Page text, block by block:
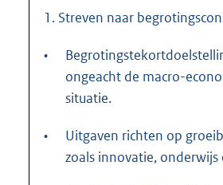
1. Streven naar
•
ongeacht de macro-
situatie.
•
Uitgaven richten op
zoals innovatie, onderwijs